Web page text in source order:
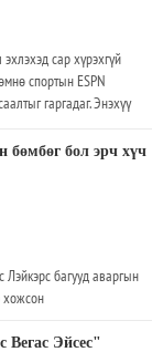
сар хүрэхгүй
cпортын ESPN
гаргадаг. Энэхүү
бөмбөг бол эрч хүч
багууд аваргын
хожсон
Вегас Эйсес"